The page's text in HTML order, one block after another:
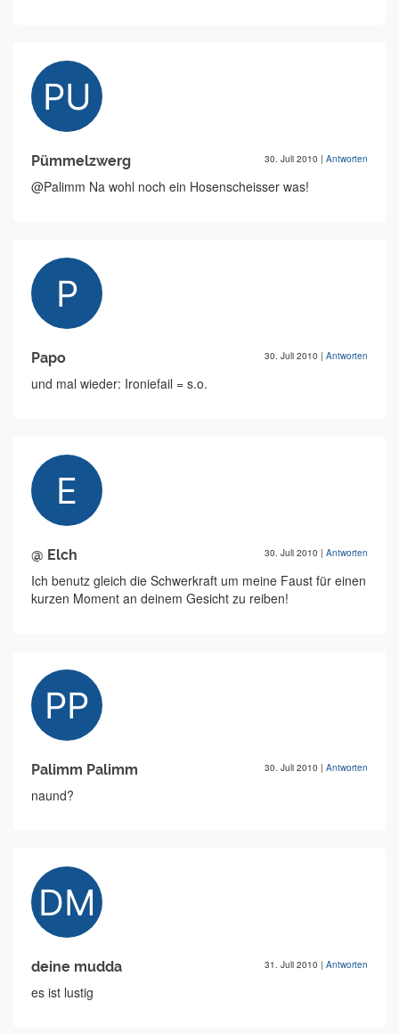
Pümmelzwerg 30. Juli 2010 | Antworten
@Palimm Na wohl noch ein Hosenscheisser was!
Papo 30. Juli 2010 | Antworten
und mal wieder: Ironiefail = s.o.
@ Elch 30. Juli 2010 | Antworten
Ich benutz gleich die Schwerkraft um meine Faust für einen
kurzen Moment an deinem Gesicht zu reiben!
Palimm Palimm 30. Juli 2010 | Antworten
naund?
deine mudda 31. Juli 2010 | Antworten
es ist lustig